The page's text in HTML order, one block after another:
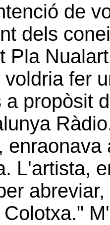
de
dels
Pla
fer
a propòsit
, enraonava
L'artista,